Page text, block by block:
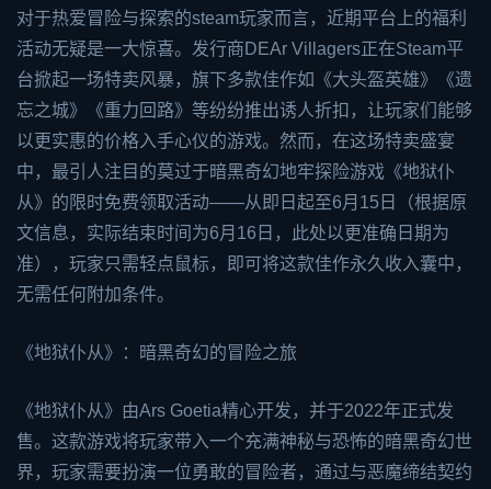
对于热爱冒险与探索的steam玩家而言，近期平台上的福利
活动无疑是一大惊喜。发行商DEAr Villagers正在Steam平
台掀起一场特卖风暴，旗下多款佳作如《大头盔英雄》《遗
忘之城》《重力回路》等纷纷推出诱人折扣，让玩家们能够
以更实惠的价格入手心仪的游戏。然而，在这场特卖盛宴
中，最引人注目的莫过于暗黑奇幻地牢探险游戏《地狱仆
从》的限时免费领取活动——从即日起至6月15日（根据原
文信息，实际结束时间为6月16日，此处以更准确日期为
准），玩家只需轻点鼠标，即可将这款佳作永久收入囊中，
无需任何附加条件。
《地狱仆从》：暗黑奇幻的冒险之旅
《地狱仆从》由Ars Goetia精心开发，并于2022年正式发
售。这款游戏将玩家带入一个充满神秘与恐怖的暗黑奇幻世
界，玩家需要扮演一位勇敢的冒险者，通过与恶魔缔结契约